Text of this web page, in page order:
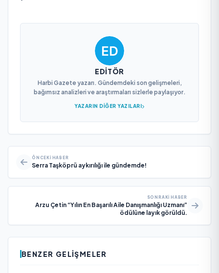
EDITÖR
Harbi Gazete yazarı. Gündemdeki son gelişmeleri,
bağımsız analizleri ve araştırmaları sizlerle paylaşıyor.
YAZARIN DIĞER YAZILARI
ÖNCEKI HABER
Serra Taşköprü aykırılığı ile gündemde!
SONRAKI HABER
Arzu Çetin “Yılın En Başarılı Aile Danışmanlığı Uzmanı”
ödülüne layık görüldü.
BENZER GELIŞMELER